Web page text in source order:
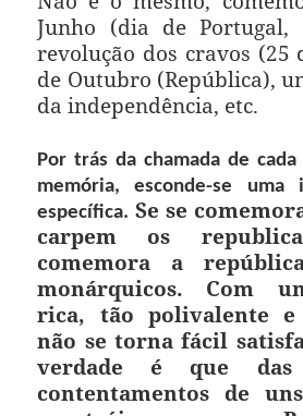
Junho (dia de Portugal,
revolução dos cravos (25
de Outubro (República),
da independência, etc.
Por trás da chamada de
memória, esconde-se uma
específica. Se se
carpem os
comemora a
monárquicos. Com
rica, tão polivalente e
não se torna fácil
verdade é que
contentamentos de